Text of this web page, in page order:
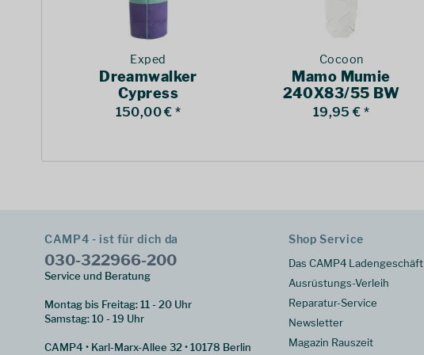
Exped
Dreamwalker
Cypress
150,00 € *
Cocoon
Mamo Mumie
240X83/55 BW
19,95 € *
CAMP4 - ist für dich da
030-322966-200
Service und Beratung
Montag bis Freitag: 11 - 20 Uhr
Samstag: 10 - 19 Uhr
CAMP4 • Karl-Marx-Allee 32 • 10178 Berlin
Shop Service
Das CAMP4 Ladengeschäft
Ausrüstungs-Verleih
Reparatur-Service
Newsletter
Magazin Rauszeit